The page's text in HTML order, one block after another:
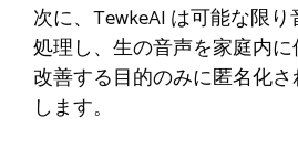
次に、TewkeAI は可能な限
処理し、生の音声を家庭内
改善する目的のみに匿名化
します。